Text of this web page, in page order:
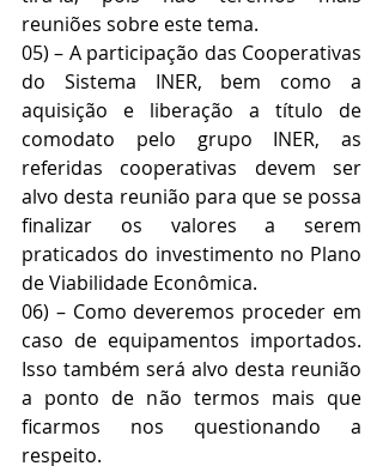
reuniões sobre este tema.
05) – A participação das Cooperativas
do Sistema INER, bem como a
aquisição e liberação a título de
comodato pelo grupo INER, as
referidas cooperativas devem ser
alvo desta reunião para que se possa
finalizar os valores a serem
praticados do investimento no Plano
de Viabilidade Econômica.
06) – Como deveremos proceder em
caso de equipamentos importados.
Isso também será alvo desta reunião
a ponto de não termos mais que
ficarmos nos questionando a
respeito.